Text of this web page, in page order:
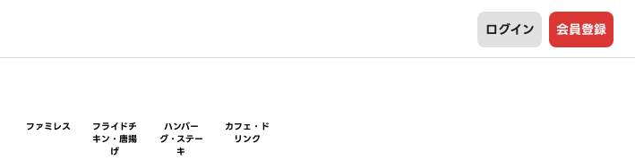
ログイン 会員登録
ファミレス
フライドチ
キン・唐揚
げ
ハンバー
グ・ステー
キ
カフェ・ド
リンク